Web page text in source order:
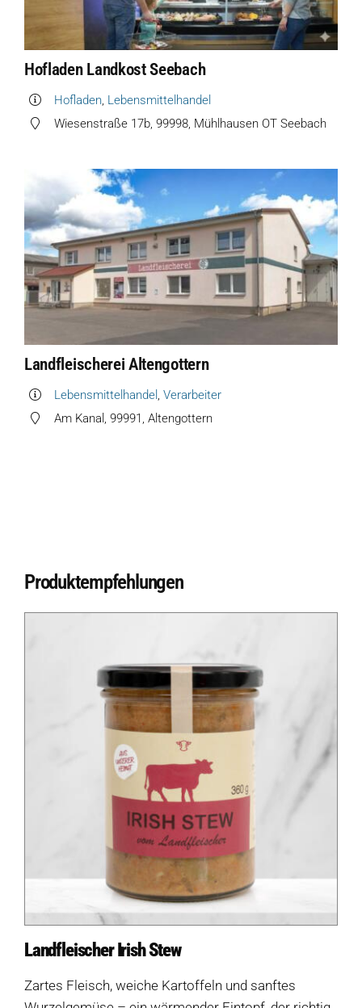
Hofladen Landkost Seebach
Hofladen, Lebensmittelhandel
Wiesenstraße 17b, 99998, Mühlhausen OT Seebach
Landfleischerei Altengottern
Lebensmittelhandel , Verarbeiter
Am Kanal, 99991, Altengottern
Produktempfehlungen
Landfleischer Irish Stew
Zartes Fleisch, weiche Kartoffeln und sanftes